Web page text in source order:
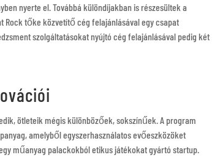
nyerte el. Továbbá különdíjakban is részesültek a
Rock tőke közvetítő cég felajánlásával egy csapat
szolgáltatásokat nyújtó cég felajánlásával pedig két
ötleteik mégis különbözőek, sokszínűek. A program
amelyből egyszerhasználatos evőeszközöket
műanyag palackokból etikus játékokat gyártó startup.